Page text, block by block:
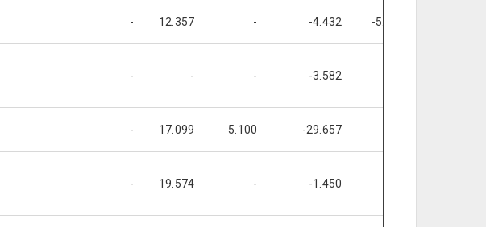
- 12.357 - -4.432 -5.100
- - - -3.582
- 17.099 5.100 -29.657
- 19.574 - -1.450